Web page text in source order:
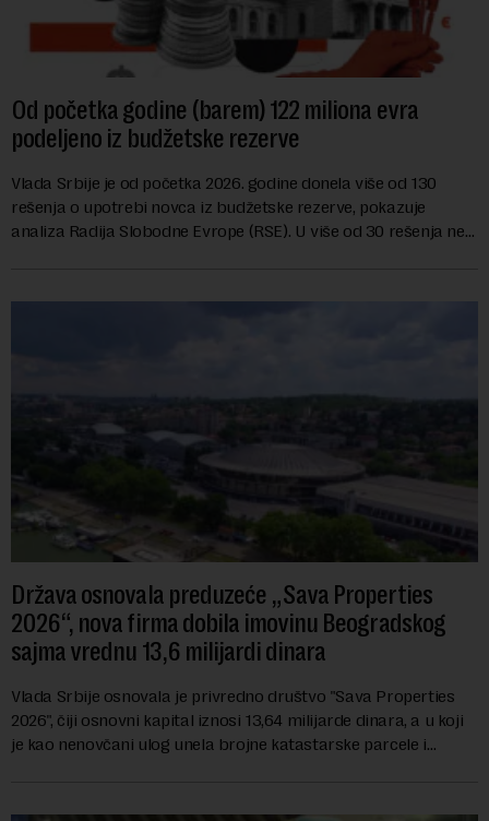
Od početka godine (barem) 122 miliona evra
podeljeno iz budžetske rezerve
Vlada Srbije je od početka 2026. godine donela više od 130
rešenja o upotrebi novca iz budžetske rezerve, pokazuje
analiza Radija Slobodne Evrope (RSE). U više od 30 rešenja ne
Država osnovala preduzeće „Sava Properties
2026“, nova firma dobila imovinu Beogradskog
sajma vrednu 13,6 milijardi dinara
Vlada Srbije osnovala je privredno društvo "Sava Properties
2026", čiji osnovni kapital iznosi 13,64 milijarde dinara, a u koji
je kao nenovčani ulog unela brojne katastarske parcele i